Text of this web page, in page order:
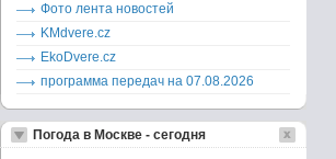
Фото лента новостей
KMdvere.cz
EkoDvere.cz
программа передач на 07.08.2026
Погода в Москве - сегодня